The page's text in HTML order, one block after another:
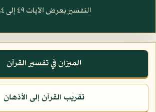
التفسير يعرض الآيات ٤٩ إلى ٨٤
الميزان في تفسير القرآن
تقريب القرآن إلى الأذهان